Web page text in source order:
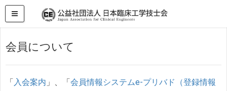
HOME お問い合わせ 会員について
会員について
「入会案内 」、「会員情報システムe-プリバド（登録情報